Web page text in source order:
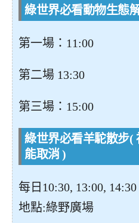
綠世界必看動物生態
第一場：11:00
第二場 13:30
第三場：15:00
綠世界必看羊駝散步(
能取消 )
每日10:30, 13:00, 14:30
地點:綠野廣場